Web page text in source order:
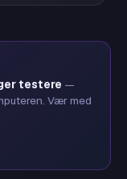
testere —
Vær med